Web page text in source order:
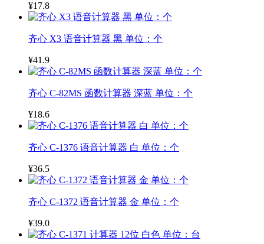
¥17.8
齐心 X3 语音计算器 黑 单位：个
¥41.9
齐心 C-82MS 函数计算器 深蓝 单位：个
¥18.6
齐心 C-1376 语音计算器 白 单位：个
¥36.5
齐心 C-1372 语音计算器 金 单位：个
¥39.0